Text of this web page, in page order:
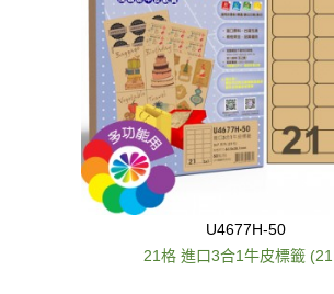
U4677H-50
21格 進口3合1牛皮標籤